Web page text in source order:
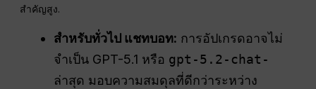
สำคัญสูง.
สำหรับทั่วไป แชทบอท: การอัปเกรดอาจไม่
จำเป็น GPT-5.1 หรือ gpt-5.2-chat-
ล่าสุด มอบความสมดุลที่ดีกว่าระหว่าง